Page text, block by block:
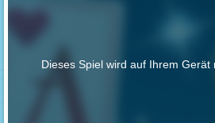
Dieses Spiel wird auf Ihrem Gerät